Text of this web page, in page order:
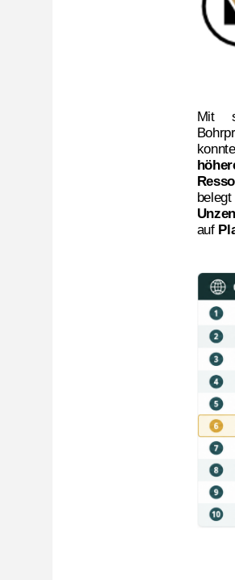
Mit
Unzen
auf